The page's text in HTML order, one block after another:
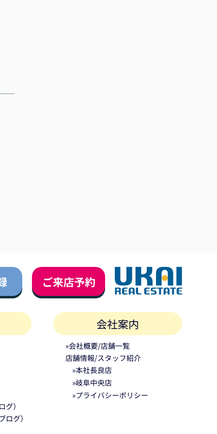
ご来店予約
）
グ）
会社案内
»会社概要/店舗一覧
店舗情報/スタッフ紹介
»本社長良店
»岐阜中央店
»プライバシーポリシー